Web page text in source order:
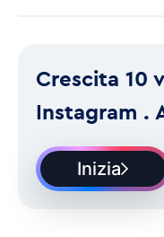
Crescita 10
Instagram .
Inizia